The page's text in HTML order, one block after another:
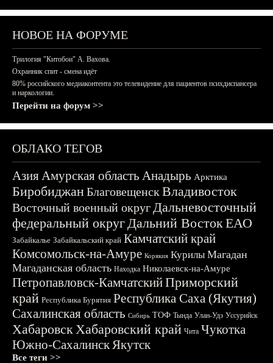
НОВОЕ НА ФОРУМЕ
Трилогия "Китобои" А. Вахова.
Охранник спит - смена идёт
80% российского медиаконтента это телевидение для пациентов психдиспансера
и наркологии.
Перейти на форум >>
ОБЛАКО ТЕГОВ
АзияАмурская область Анадырь Арктика
БиробиджанБлаговещенскВладивосток
Восточный военный округДальневосточный
федеральный округДальний ВостокЕАО
Забайкалье Забайкальский край Камчатский край
Комсомольск-на-Амуре Корякия Курилы Магадан
Магаданская область Находка Николаевск-на-Амуре
Петропавловск-КамчатскийПриморский
край Республика Бурятия Республика Саха (Якутия)
Сахалинская область Сибирь ТОФ Тында Улан-Удэ Уссурийск
ХабаровскХабаровский край Чита Чукотка
Южно-СахалинскЯкутск
Все теги >>